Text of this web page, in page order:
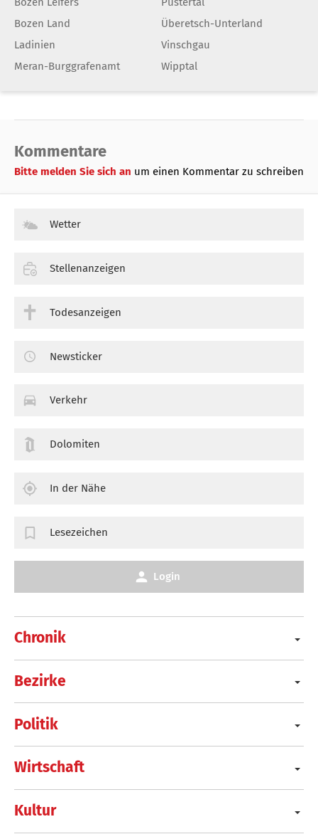
Bozen Land
Ladinien
Meran-Burggrafenamt
Überetsch-Unterland
Vinschgau
Wipptal
Kommentare
Bitte melden Sie sich an um einen Kommentar zu schreiben
Chronik
Bezirke
Politik
Wirtschaft
Kultur
Wetter
Stellenanzeigen
Todesanzeigen
Newsticker
Verkehr
Dolomiten
In der Nähe
Lesezeichen
Login